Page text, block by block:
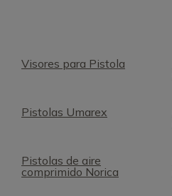
Visores para Pistola
Pistolas Umarex
Pistolas de aire
comprimido Norica